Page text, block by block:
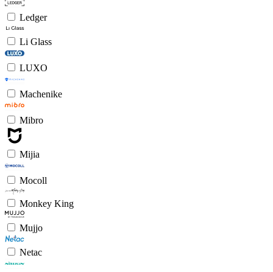
Ledger
Li Glass
LUXO
Machenike
Mibro
Mijia
Mocoll
Monkey King
Mujjo
Netac